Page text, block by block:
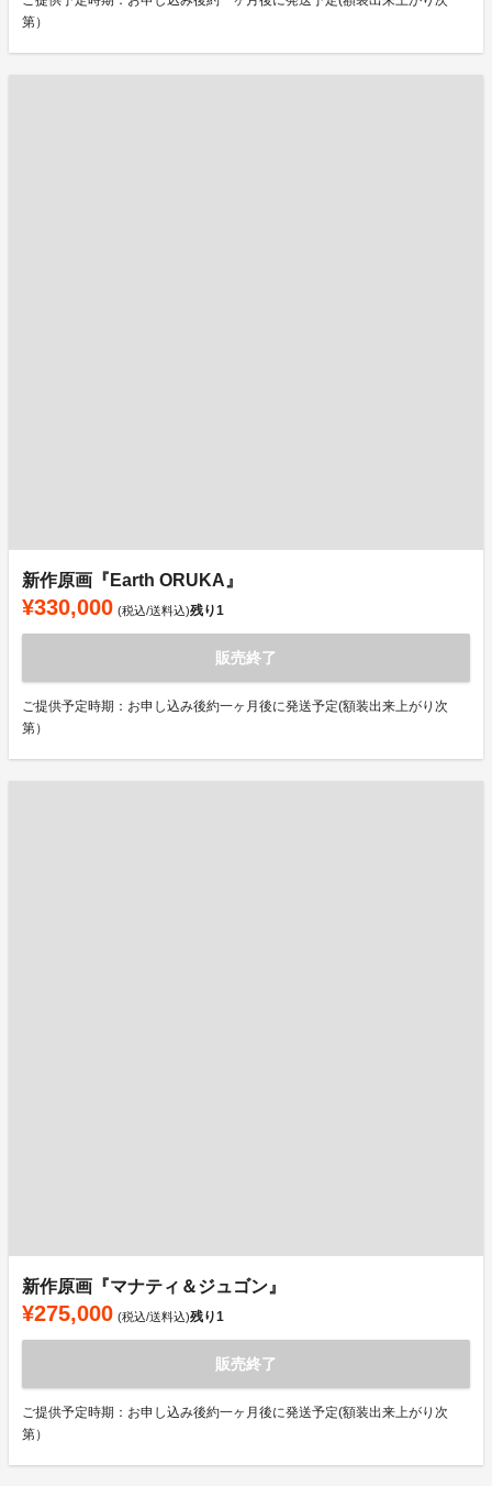
第）
新作原画『Earth ORUKA』
¥330,000 (税込/送料込)残り1
販売終了
ご提供予定時期：お申し込み後約一ヶ月後に発送予定(額装出来上がり次
第）
新作原画『マナティ＆ジュゴン』
¥275,000 (税込/送料込)残り1
販売終了
ご提供予定時期：お申し込み後約一ヶ月後に発送予定(額装出来上がり次
第）